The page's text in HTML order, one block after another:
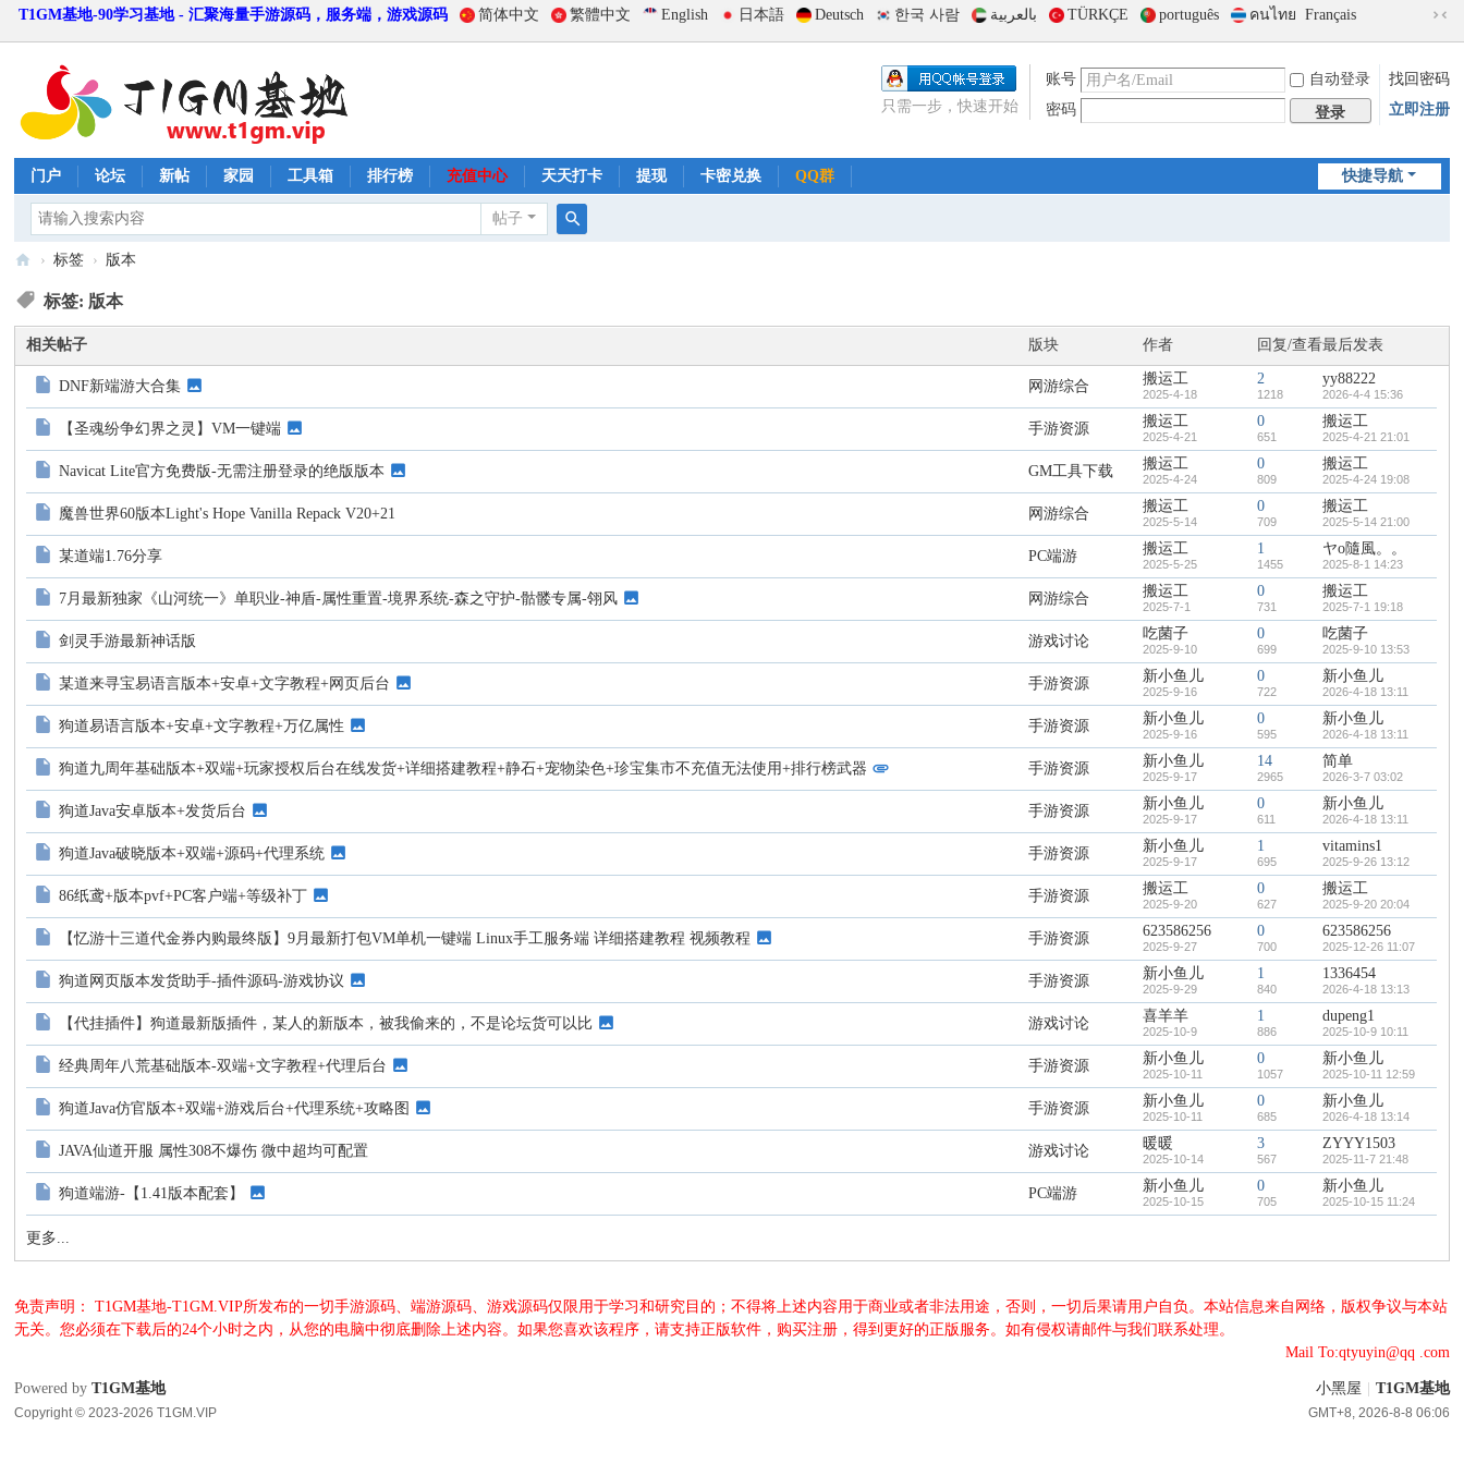
T1GM基地-90学习基地 - 汇聚海量手游源码，服务端，游戏源码 简体中文 繁體中文 English 日本語 Deutsch 한국 사람 بالعربية TÜRKÇE português คนไทย Français
到
版
账号 自动登录
找回密码
密码
登录 立即注册
只需一步，快速开始
快捷导航
门户 论坛 新帖 家园 工具箱 排行榜 充值中心 天天打卡 提现 卡密兑换 QQ群
帖子
T
1
G
地
› 标签 › 版本
标签: 版本
相关帖子 版块 作者 回复/查看最后发表
DNF新端游大合集 网游综合 搬运工
2025-4-18
2
1218
yy88222
2026-4-4 15:36
【圣魂纷争幻界之灵】VM一键端 手游资源 搬运工
2025-4-21
0
651
搬运工
2025-4-21 21:01
Navicat Lite官方免费版-无需注册登录的绝版版本 GM工具下载 搬运工
2025-4-24
0
809
搬运工
2025-4-24 19:08
魔兽世界60版本Light's Hope Vanilla Repack V20+21 网游综合 搬运工
2025-5-14
0
709
搬运工
2025-5-14 21:00
某道端1.76分享 PC端游 搬运工
2025-5-25
1
1455
ヤo隨風。。
2025-8-1 14:23
7月最新独家《山河统一》单职业-神盾-属性重置-境界系统-森之守护-骷髅专属-翎风 网游综合 搬运工
2025-7-1
0
731
搬运工
2025-7-1 19:18
剑灵手游最新神话版 游戏讨论 吃菌子
2025-9-10
0
699
吃菌子
2025-9-10 13:53
某道来寻宝易语言版本+安卓+文字教程+网页后台 手游资源 新小鱼儿
2025-9-16
0
722
新小鱼儿
2026-4-18 13:11
狗道易语言版本+安卓+文字教程+万亿属性 手游资源 新小鱼儿
2025-9-16
0
595
新小鱼儿
2026-4-18 13:11
狗道九周年基础版本+双端+玩家授权后台在线发货+详细搭建教程+静石+宠物染色+珍宝集市不充值无法使用+排行榜武器 手游资源 新小鱼儿
2025-9-17
14
2965
简单
2026-3-7 03:02
狗道Java安卓版本+发货后台 手游资源 新小鱼儿
2025-9-17
0
611
新小鱼儿
2026-4-18 13:11
狗道Java破晓版本+双端+源码+代理系统 手游资源 新小鱼儿
2025-9-17
1
695
vitamins1
2025-9-26 13:12
86纸鸢+版本pvf+PC客户端+等级补丁 手游资源 搬运工
2025-9-20
0
627
搬运工
2025-9-20 20:04
【忆游十三道代金券内购最终版】9月最新打包VM单机一键端 Linux手工服务端 详细搭建教程 视频教程 手游资源 623586256
2025-9-27
0
700
623586256
2025-12-26 11:07
狗道网页版本发货助手-插件源码-游戏协议 手游资源 新小鱼儿
2025-9-29
1
840
1336454
2026-4-18 13:13
【代挂插件】狗道最新版插件，某人的新版本，被我偷来的，不是论坛货可以比 游戏讨论 喜羊羊
2025-10-9
1
886
dupeng1
2025-10-9 10:11
经典周年八荒基础版本-双端+文字教程+代理后台 手游资源 新小鱼儿
2025-10-11
0
1057
新小鱼儿
2025-10-11 12:59
狗道Java仿官版本+双端+游戏后台+代理系统+攻略图 手游资源 新小鱼儿
2025-10-11
0
685
新小鱼儿
2026-4-18 13:14
JAVA仙道开服 属性308不爆伤 微中超均可配置 游戏讨论 暖暖
2025-10-14
3
567
ZYYY1503
2025-11-7 21:48
狗道端游-【1.41版本配套】 PC端游 新小鱼儿
2025-10-15
0
705
新小鱼儿
2025-10-15 11:24
更多...
免责声明： T1GM基地-T1GM.VIP所发布的一切手游源码、端游源码、游戏源码仅限用于学习和研究目的；不得将上述内容用于商业或者非法用途，否则，一切后果请用户自负。本站信息来自网络，版权争议与本站
无关。您必须在下载后的24个小时之内，从您的电脑中彻底删除上述内容。如果您喜欢该程序，请支持正版软件，购买注册，得到更好的正版服务。如有侵权请邮件与我们联系处理。
Mail To:qtyuyin@qq .com
小黑屋 T1GM基地
GMT+8, 2026-8-8 06:06
Powered byT1GM基地
Copyright © 2023-2026 T1GM.VIP